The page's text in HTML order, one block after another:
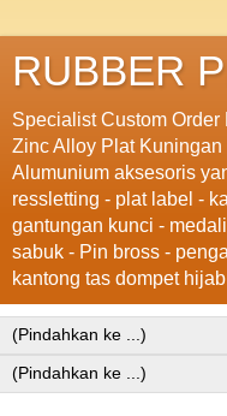
RUBBER
Specialist Custom
Zinc Alloy Plat
Alumunium aksesoris
ressletting - plat label -
gantungan kunci -
sabuk - Pin bross -
kantong tas dompet hijab